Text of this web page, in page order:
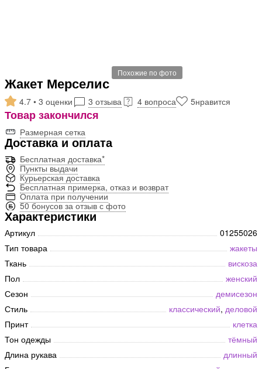
Похожие по фото
Жакет Мерселис
4.7 • 3 оценки 3 отзыва 4 вопроса 5нравится
Товар закончился
Размерная сетка
Доставка и оплата
Бесплатная доставка*
Пункты выдачи
Курьерская доставка
Бесплатная примерка, отказ и возврат
Оплата при получении
50 бонусов за отзыв с фото
Характеристики
Артикул
01255026
Тип товара
жакеты
Ткань
вискоза
Пол
женский
Сезон
демисезон
Стиль
классический, деловой
Принт
клетка
Тон одежды
тёмный
Длина рукава
длинный